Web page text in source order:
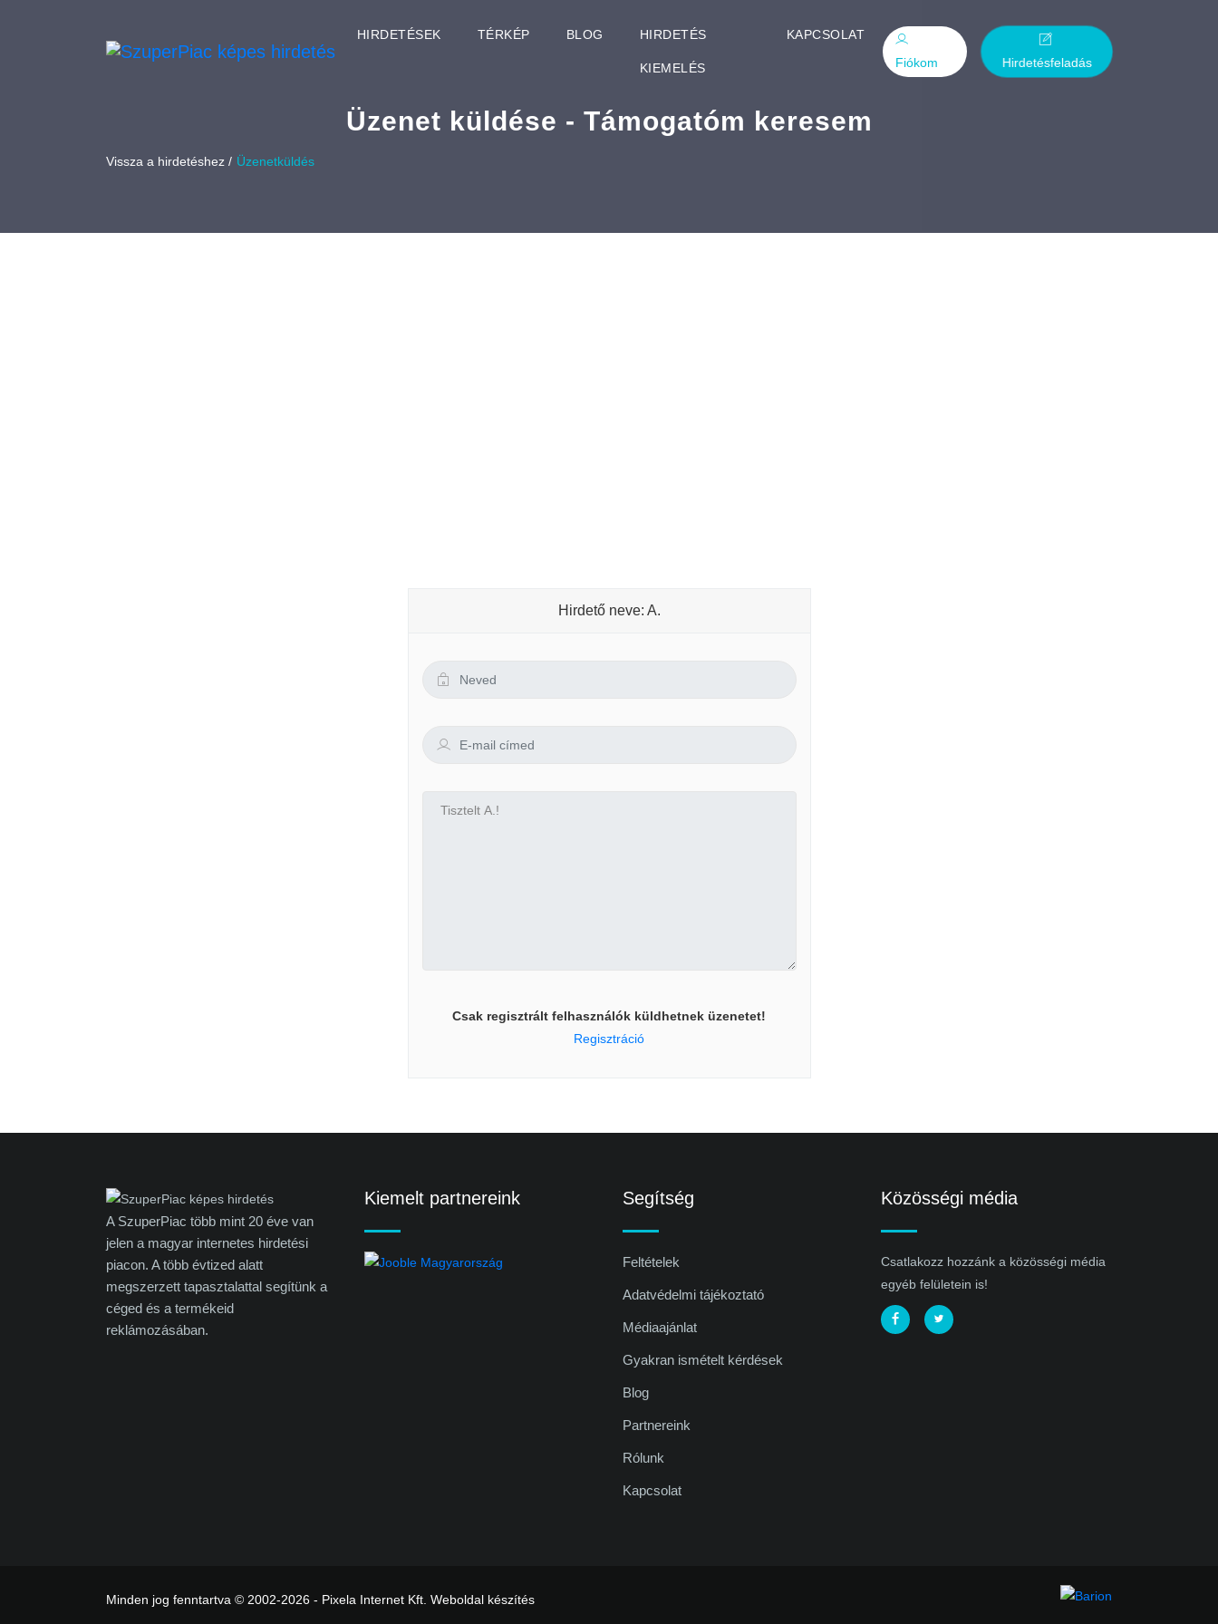
HIRDETÉSEK TÉRKÉP BLOG HIRDETÉS
KIEMELÉS
KAPCSOLAT
Fiókom
Hirdetésfeladás
Üzenet küldése - Támogatóm keresem
Vissza a hirdetéshez / Üzenetküldés
Hirdető neve: A.
Csak regisztrált felhasználók küldhetnek üzenetet!
Regisztráció
A SzuperPiac több mint 20 éve van
jelen a magyar internetes hirdetési
piacon. A több évtized alatt
megszerzett tapasztalattal segítünk a
céged és a termékeid
reklámozásában.
Kiemelt partnereink Segítség
Feltételek
Adatvédelmi tájékoztató
Médiaajánlat
Gyakran ismételt kérdések
Blog
Partnereink
Rólunk
Kapcsolat
Közösségi média
Csatlakozz hozzánk a közösségi média
egyéb felületein is!
Minden jog fenntartva © 2002-2026 - Pixela Internet Kft. Weboldal készítés